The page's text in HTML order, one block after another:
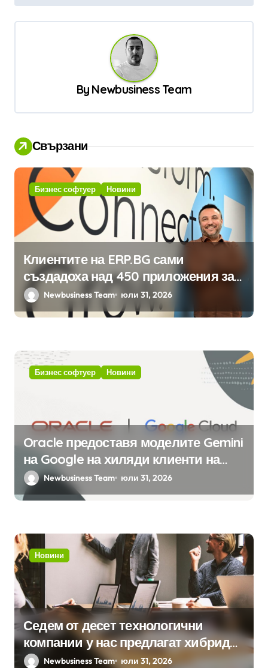
г
By Newbusiness Team
Свързани
Бизнес софтуер Новини
Клиентите на ERP.BG сами
създадоха над 450 приложения за
ERP системата с помощта на
вградения в нея изкуствен
Newbusiness Team юли 31, 2026
Бизнес софтуер Новини
Oracle предоставя моделите Gemini
на Google на хиляди клиенти на
бизнес приложения
Newbusiness Team юли 31, 2026
Новини
Седем от десет технологични
компании у нас предлагат хибридна
работаNewbusiness Team юли 31, 2026